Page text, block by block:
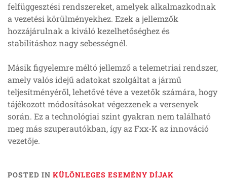
felfüggesztési rendszereket, amelyek alkalmazkodnak
a vezetési körülményekhez. Ezek a jellemzők
hozzájárulnak a kiváló kezelhetőséghez és
stabilitáshoz nagy sebességnél.
Másik figyelemre méltó jellemző a telemetriai rendszer,
amely valós idejű adatokat szolgáltat a jármű
teljesítményéről, lehetővé téve a vezetők számára, hogy
tájékozott módosításokat végezzenek a versenyek
során. Ez a technológiai szint gyakran nem található
meg más szuperautókban, így az Fxx-K az innováció
vezetője.
POSTED IN KÜLÖNLEGES ESEMÉNY DÍJAK